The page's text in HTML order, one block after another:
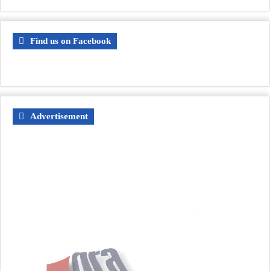
Find us on Facebook
Advertisement